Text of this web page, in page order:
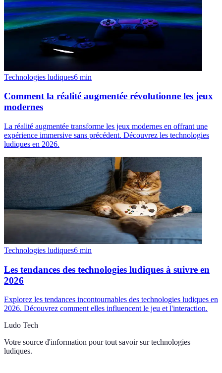
Technologies ludiques6 min
Comment la réalité augmentée révolutionne les jeux
modernes
La réalité augmentée transforme les jeux modernes en offrant une
expérience immersive sans précédent. Découvrez les technologies
ludiques en 2026.
Technologies ludiques6 min
Les tendances des technologies ludiques à suivre en
2026
Explorez les tendances incontournables des technologies ludiques en
2026. Découvrez comment elles influencent le jeu et l'interaction.
Ludo Tech
Votre source d'information pour tout savoir sur technologies
ludiques.